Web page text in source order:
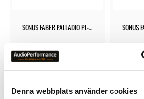
Denna webbplats använder cookies
SONUS FABER PALLADIO PL-
13 500kr
SONUS
26